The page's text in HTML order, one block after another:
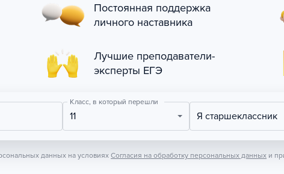
Постоянная поддержка
личного наставника
Лучшие преподаватели-
эксперты ЕГЭ
Класс, в который перешли
11 Я старшеклассник
данных на условиях Согласия на обработку персональных данных и